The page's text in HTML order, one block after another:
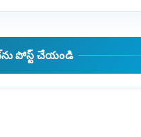
పోస్ట్ చేయండి